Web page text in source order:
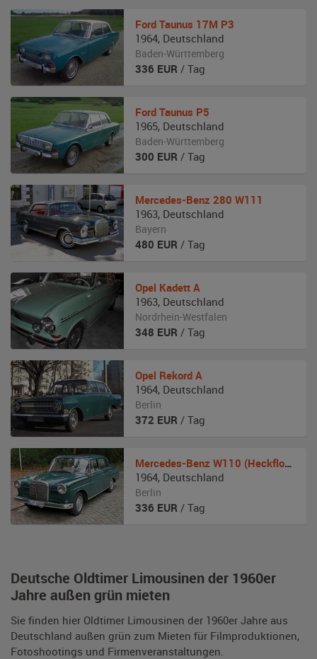
Deutsche Oldtimer Limousinen der 1960er
Jahre außen grün mieten
Sie finden hier Oldtimer Limousinen der 1960er Jahre aus
Deutschland außen grün zum Mieten für Filmproduktionen,
Fotoshootings und Firmenveranstaltungen.
Ford Taunus 17M P3
1964, Deutschland
Baden-Württemberg
336 EUR / Tag
Ford Taunus P5
1965, Deutschland
Baden-Württemberg
300 EUR / Tag
Mercedes-Benz 280 W111
1963, Deutschland
Bayern
480 EUR / Tag
Opel Kadett A
1963, Deutschland
Nordrhein-Westfalen
348 EUR / Tag
Opel Rekord A
1964, Deutschland
Berlin
372 EUR / Tag
Mercedes-Benz W110 (Heckflosse)
1964, Deutschland
Berlin
336 EUR / Tag